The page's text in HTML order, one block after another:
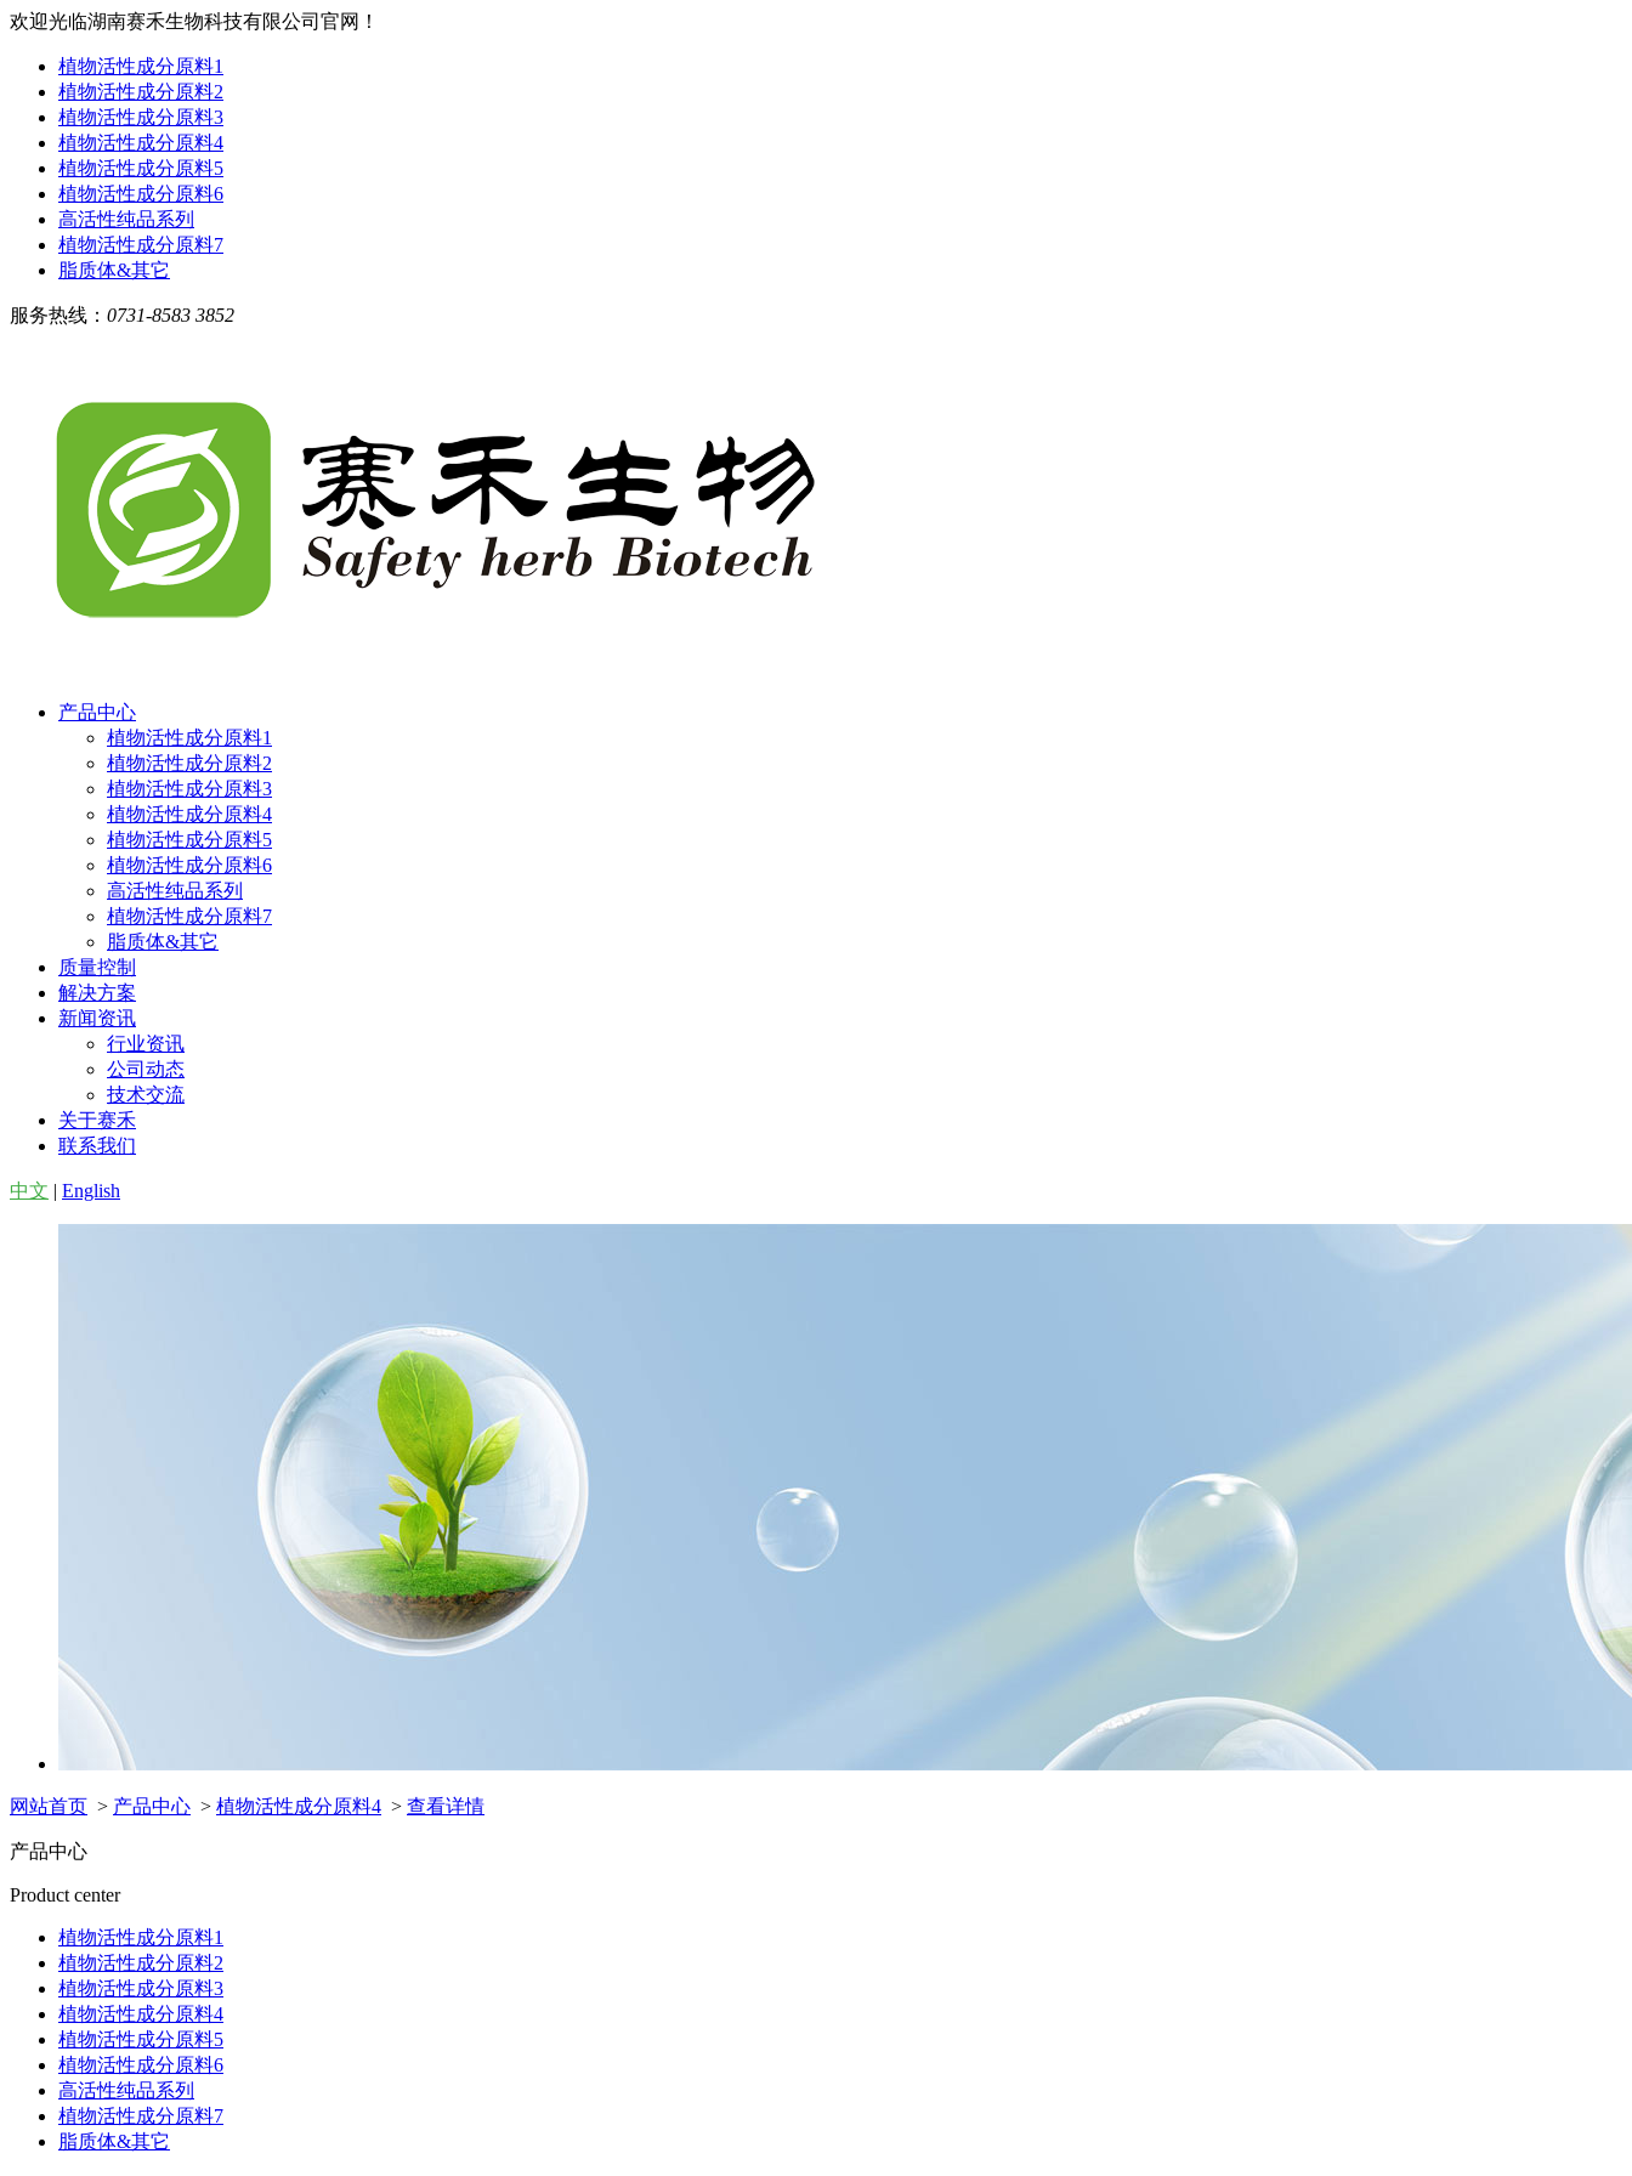
欢迎光临湖南赛禾生物科技有限公司官网！
植物活性成分原料1
植物活性成分原料2
植物活性成分原料3
植物活性成分原料4
植物活性成分原料5
植物活性成分原料6
高活性纯品系列
植物活性成分原料7
脂质体&其它
服务热线： 0731-8583 3852
产品中心
植物活性成分原料1
植物活性成分原料2
植物活性成分原料3
植物活性成分原料4
植物活性成分原料5
植物活性成分原料6
高活性纯品系列
植物活性成分原料7
脂质体&其它
质量控制
解决方案
新闻资讯
行业资讯
公司动态
技术交流
关于赛禾
联系我们
中文 | English
网站首页 > 产品中心 > 植物活性成分原料4 > 查看详情
产品中心
Product center
植物活性成分原料1
植物活性成分原料2
植物活性成分原料3
植物活性成分原料4
植物活性成分原料5
植物活性成分原料6
高活性纯品系列
植物活性成分原料7
脂质体&其它